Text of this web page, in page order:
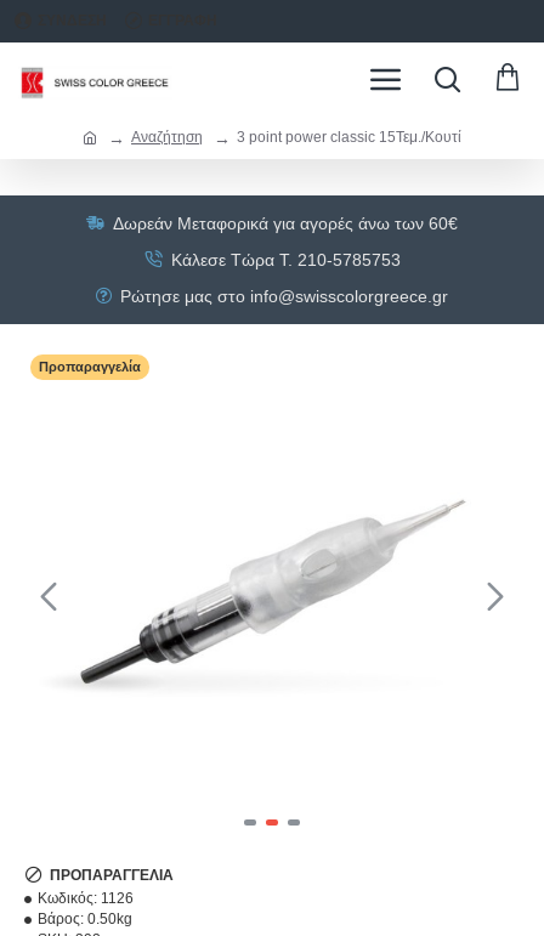
Αναζήτηση 3 point power classic 15Τεμ./Κουτί
Δωρεάν Μεταφορικά για αγορές άνω των 60€
Κάλεσε Τώρα Τ. 210-5785753
Ρώτησε μας στο info@swisscolorgreece.gr
Προπαραγγελία
ΠΡΟΠΑΡΑΓΓΕΛΊΑ
Κωδικός: 1126
Βάρος: 0.50kg